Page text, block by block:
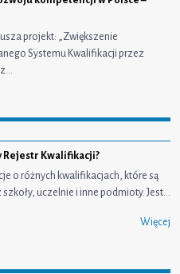
projekt: „Zwiększenie
Systemu Kwalifikacji przez
Kwalifikacji?
o różnych kwalifikacjach, które są
uczelnie i inne podmioty. Jest…
Więcej